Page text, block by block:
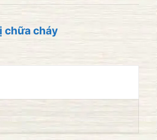
chữa cháy